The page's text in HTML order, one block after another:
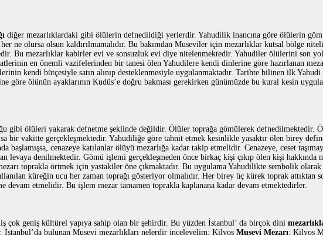
diğer mezarlıklardaki gibi ölülerin defnedildiği yerlerdir. Yahudilik inancına göre ölülerin
ne olursa olsun kaldırılmamalıdır. Bu bakımdan Museviler için mezarlıklar kutsal bölge
Bu mezarlıklar kabirler evi ve sonsuzluk evi diye nitelenmektedir. Yahudiler ölülerini son
en önemli vazifelerinden bir tanesi ölen Yahudilere kendi dinlerine göre hazırlanan
kendi bütçesiyle satın alınıp desteklenmesiyle uygulanmaktadır. Tarihte bilinen ilk Yahudi
göre ölünün ayaklarının Kudüs’e doğru bakması gerekirken günümüzde bu kural kesin
gibi ölüleri yakarak defnetme şeklinde değildir. Ölüler toprağa gömülerek defnedilmektedir.
bir vakitte gerçekleşmektedir. Yahudiliğe göre tahnit etmek kesinlikle yasaktır ölen birey
başlamışsa, cenazeye katılanlar ölüyü mezarlığa kadar takip etmelidir. Cenazeye, ceset
levaya denilmektedir. Gömü işlemi gerçekleşmeden önce birkaç kişi çıkıp ölen kişi hakkında
toprakla örtmek için yastakiler öne çıkmaktadır. Bu uygulama Yahudilikte sembolik
küreğin ucu her zaman toprağı gösteriyor olmalıdır. Her birey üç kürek toprak attıktan
devam etmelidir. Bu işlem mezar tamamen toprakla kaplanana kadar devam etmektedirler.
çok geniş kültürel yapıya sahip olan bir şehirdir. Bu yüzden İstanbul’ da birçok dini
İstanbul’da bulunan Musevi mezarlıkları nelerdir inceleyelim: Kilyos Musevi Mezarı: Kilyos